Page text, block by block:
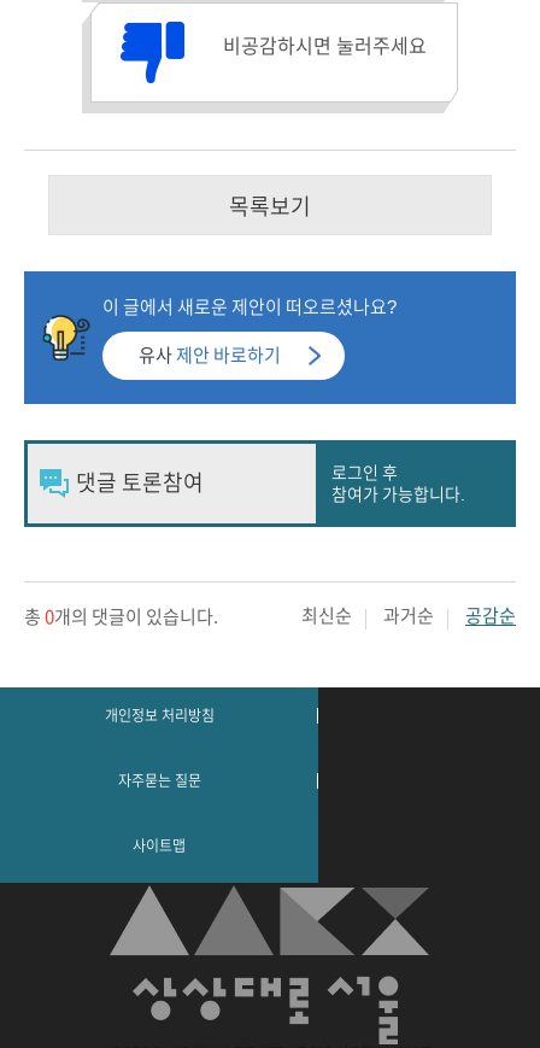
비공감수 :
비공감하시면 눌러주세요
목록보기
이 글에서 새로운 제안이 떠오르셨나요?
유사 제안 바로하기
로그인 후
참여가 가능합니다.
총 0개의 댓글이 있습니다. 최신순 과거순 공감순
개인정보 처리방침
자주묻는 질문
사이트맵